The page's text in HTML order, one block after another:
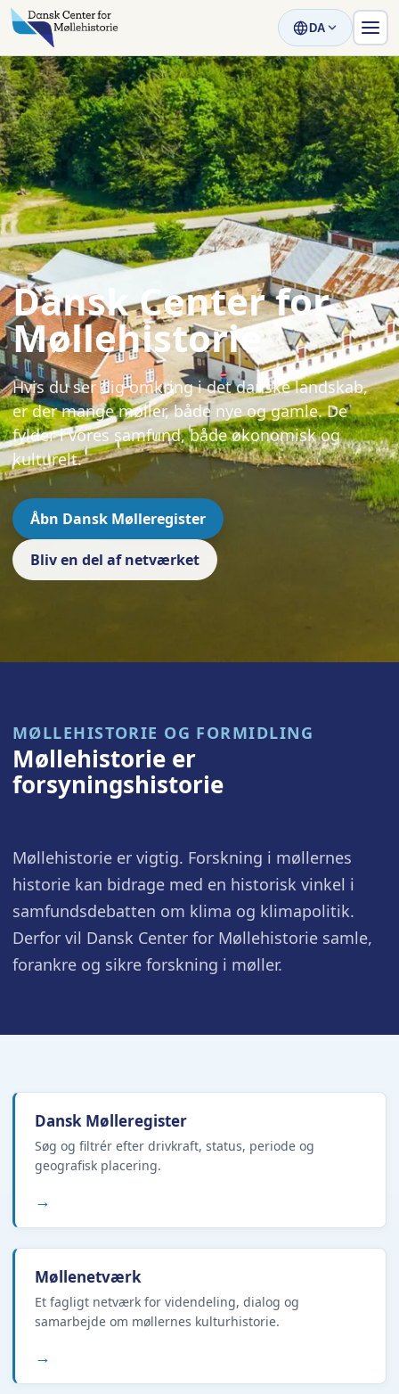
DA
Dansk Center for
Møllehistorie
Hvis du ser dig omkring i det danske landskab,
er der mange møller, både nye og gamle. De
fylder i vores samfund, både økonomisk og
kulturelt.
Åbn Dansk Mølleregister
Bliv en del af netværket
MØLLEHISTORIE OG FORMIDLING
Møllehistorie er
forsyningshistorie
Møllehistorie er vigtig. Forskning i møllernes
historie kan bidrage med en historisk vinkel i
samfundsdebatten om klima og klimapolitik.
Derfor vil Dansk Center for Møllehistorie samle,
forankre og sikre forskning i møller.
Dansk Mølleregister
Søg og filtrér efter drivkraft, status, periode og
geografisk placering.
→
Møllenetværk
Et fagligt netværk for videndeling, dialog og
samarbejde om møllernes kulturhistorie.
→